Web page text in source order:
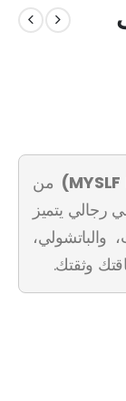
من
يتميز
والباتشولي،
وثقتك.